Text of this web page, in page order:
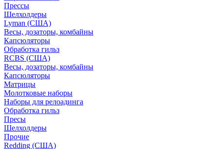
Преcсы
Шелхолдеры
Lyman (США)
Весы, дозаторы, комбайны
Капсюляторы
Обработка гильз
RCBS (США)
Весы, дозаторы, комбайны
Капсюляторы
Матрицы
Молотковые наборы
Наборы для релоадинга
Обработка гильз
Пресы
Шелхолдеры
Прочие
Redding (США)